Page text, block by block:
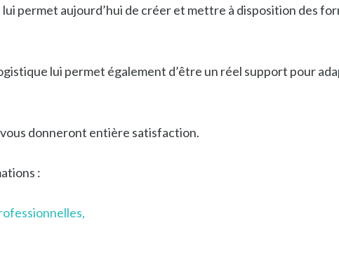
permet aujourd’hui de créer et mettre à disposition des
lui permet également d’être un réel support pour
donneront entière satisfaction.
: